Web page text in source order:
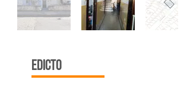
edicto